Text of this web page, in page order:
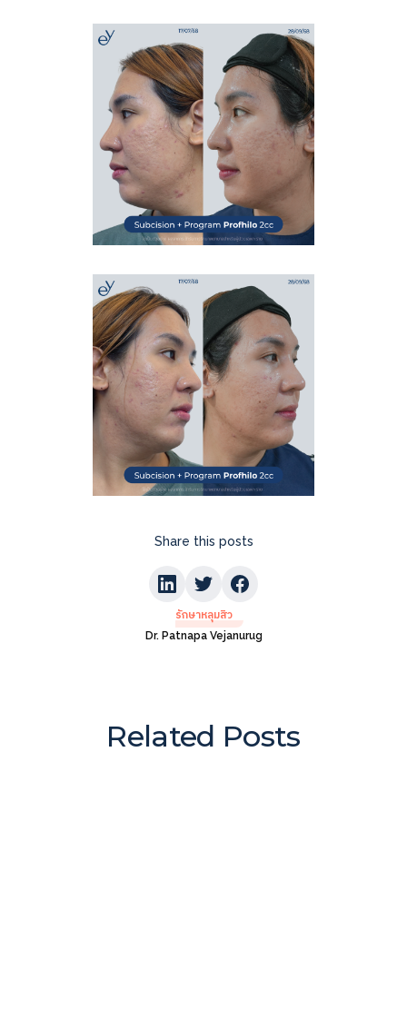
Share this posts
รักษาหลุมสิว
Dr. Patnapa Vejanurug
Related Posts